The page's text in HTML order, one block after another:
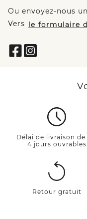
Ou envoyez-nous
Vers le formulaire
Délai de livraison de
4 jours ouvrables
Retour gratuit